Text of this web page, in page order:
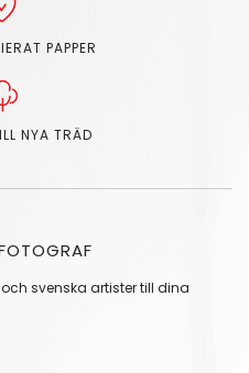
PAPPER
NYA TRÄD
svenska artister till dina